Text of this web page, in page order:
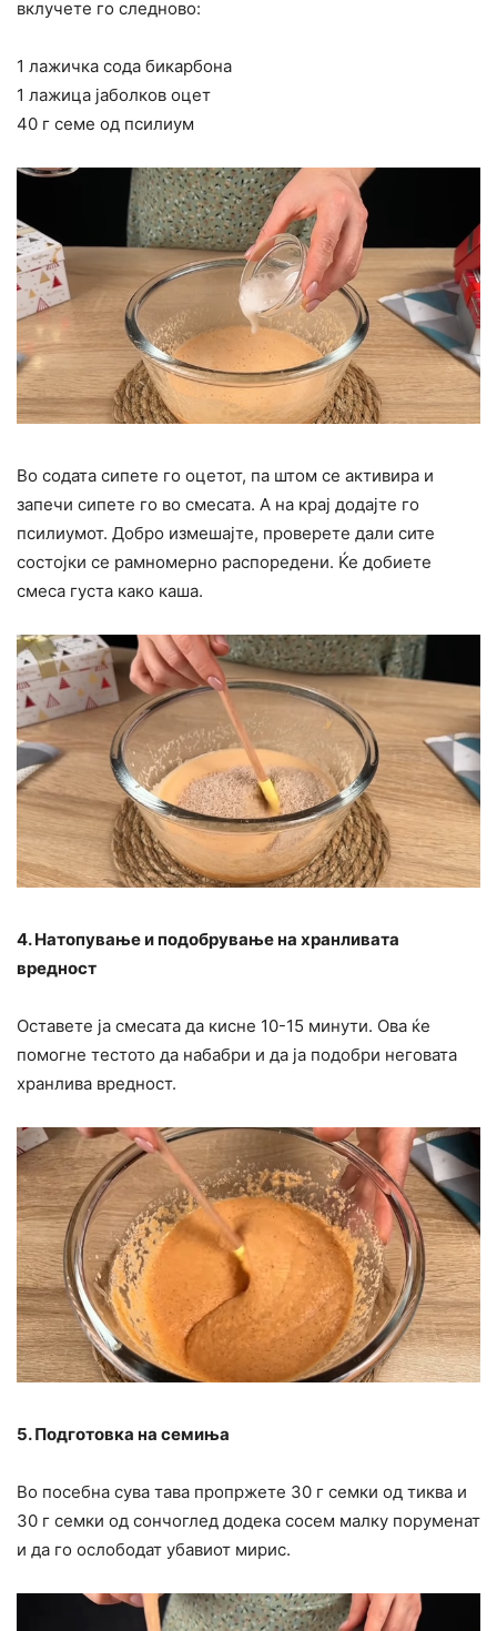
вклучете го следново:
1 лажичка сода бикарбона
1 лажица јаболков оцет
40 г семе од псилиум
Во содата сипете го оцетот, па штом се активира и
запечи сипете го во смесата. А на крај додајте го
псилиумот. Добро измешајте, проверете дали сите
состојки се рамномерно распоредени. Ќе добиете
смеса густа како каша.
4. Натопување и подобрување на хранливата
вредност
Оставете ја смесата да кисне 10-15 минути. Ова ќе
помогне тестото да набабри и да ја подобри неговата
хранлива вредност.
5. Подготовка на семиња
Во посебна сува тава пропржете 30 г семки од тиква и
30 г семки од сончоглед додека сосем малку поруменат
и да го ослободат убавиот мирис.